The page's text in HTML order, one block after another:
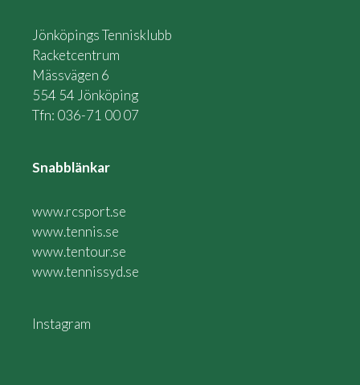
Jönköpings Tennisklubb
Racketcentrum
Mässvägen 6
554 54 Jönköping
Tfn: 036-71 00 07
Snabblänkar
www.rcsport.se
www.tennis.se
www.tentour.se
www.tennissyd.se
Instagram